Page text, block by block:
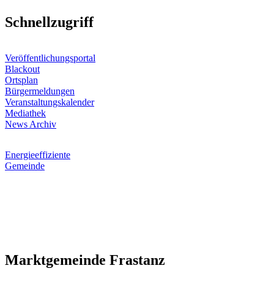
Schnellzugriff
Veröffentlichungsportal
Blackout
Ortsplan
Bürgermeldungen
Veranstaltungskalender
Mediathek
News Archiv
Energieeffiziente
Gemeinde
Marktgemeinde Frastanz